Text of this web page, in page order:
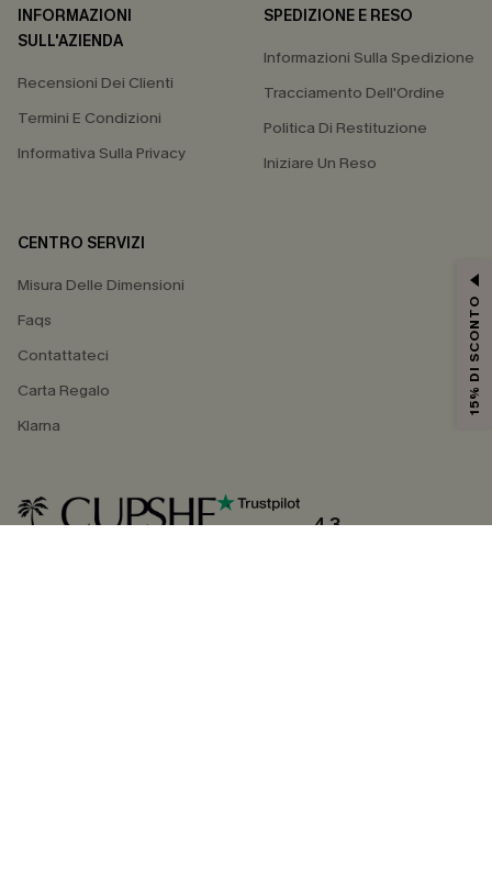
INFORMAZIONI
SULL'AZIENDA
Recensioni Dei Clienti
Termini E Condizioni
Informativa Sulla Privacy
SPEDIZIONE E RESO
Informazioni Sulla Spedizione
Tracciamento Dell'Ordine
Politica Di Restituzione
Iniziare Un Reso
CENTRO SERVIZI
Misura Delle Dimensioni
Faqs
Contattateci
Carta Regalo
Klarna
4.3
15% DI SCONTO